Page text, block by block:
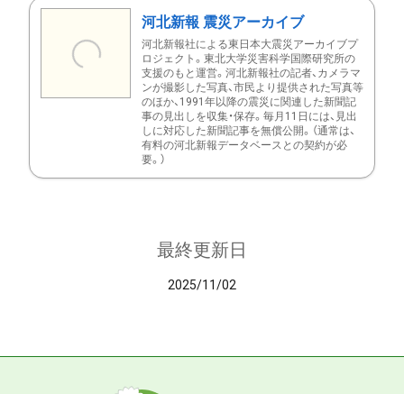
河北新報 震災アーカイブ
河北新報社による東日本大震災アーカイブプ
ロジェクト。東北大学災害科学国際研究所の
支援のもと運営。河北新報社の記者、カメラマ
ンが撮影した写真、市民より提供された写真等
のほか、1991年以降の震災に関連した新聞記
事の見出しを収集・保存。毎月11日には、見出
しに対応した新聞記事を無償公開。（通常は、
有料の河北新報データベースとの契約が必
要。）
最終更新日
2025/11/02